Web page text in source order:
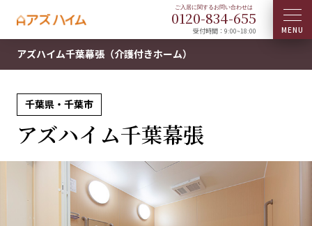
0120-834-655
受付時間：9:00~18:00
アズハイム千葉幕張（介護付きホーム）
千葉県・千葉市
アズハイム千葉幕張